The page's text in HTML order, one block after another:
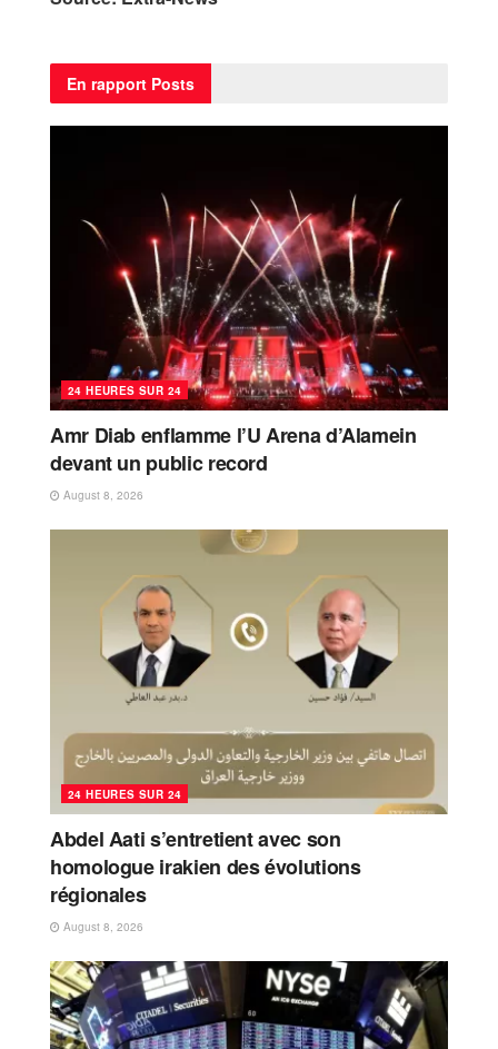
En rapport Posts
24 HEURES SUR 24
Amr Diab enflamme l’U Arena d’Alamein
devant un public record
August 8, 2026
24 HEURES SUR 24
Abdel Aati s’entretient avec son
homologue irakien des évolutions
régionales
August 8, 2026